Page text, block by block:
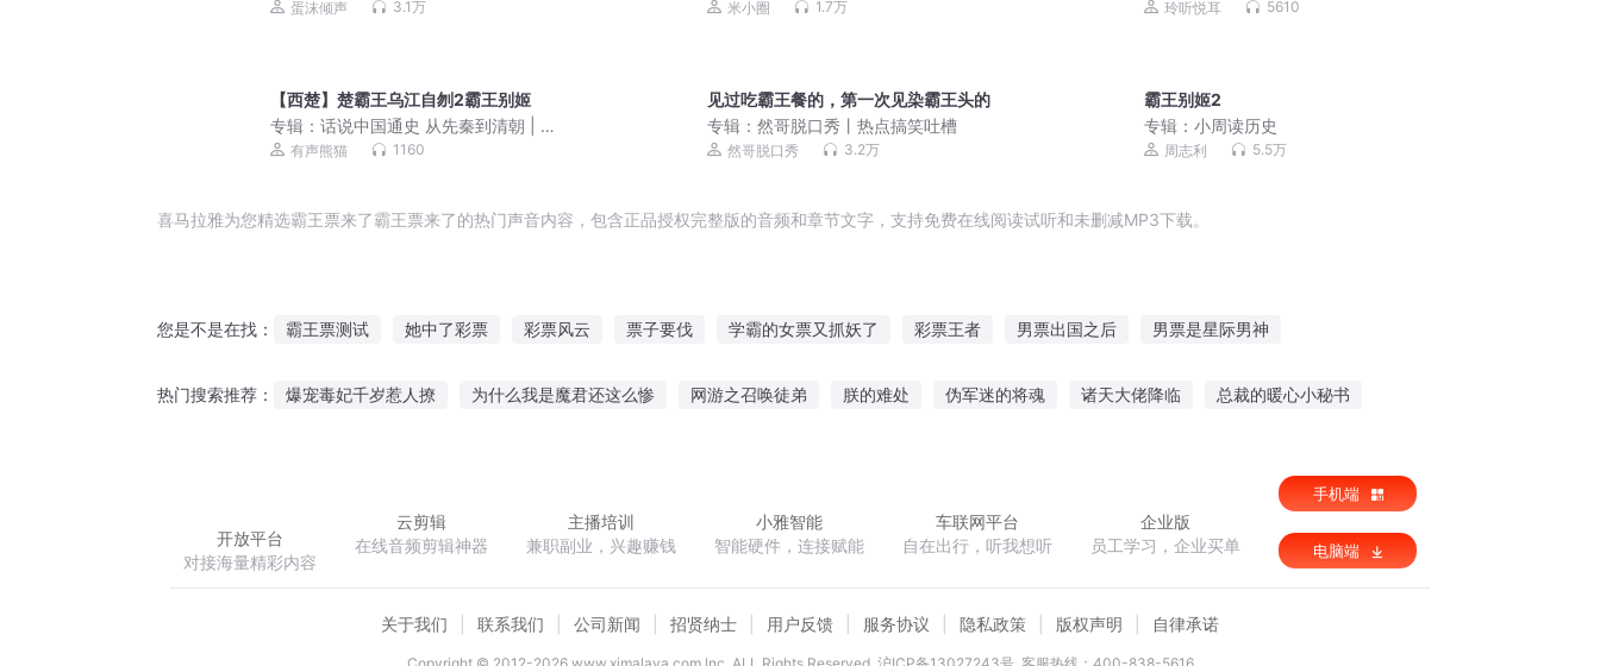
蛋沫倾声 3.1万
必听米小圈 1.7万 玲听悦耳 5610
【西楚】楚霸王乌江自刎2霸王别姬
专辑： 话说中国通史 从先秦到清朝 | 中
国通史大合集 | 中国历史 | 限时免费
有声熊猫 1160
见过吃霸王餐的，第一次见染霸王头的
专辑：然哥脱口秀丨热点搞笑吐槽
然哥脱口秀 3.2万
霸王别姬2
专辑：小周读历史
周志利 5.5万
喜马拉雅为您精选霸王票来了霸王票来了的热门声音内容，包含正品授权完整版的音频和章节文字，支持免费在线阅读试听和未删减MP3下载。
您是不是在找： 霸王票测试 她中了彩票 彩票风云 票子要伐 学霸的女票又抓妖了 彩票王者 男票出国之后 男票是星际男神
热门搜索推荐： 爆宠毒妃千岁惹人撩 为什么我是魔君还这么惨 网游之召唤徒弟 朕的难处 伪军迷的将魂 诸天大佬降临 总裁的暖心小秘书
开放平台
对接海量精彩内容
云剪辑
在线音频剪辑神器
主播培训
兼职副业，兴趣赚钱
小雅智能
智能硬件，连接赋能
车联网平台
自在出行，听我想听
企业版
员工学习，企业买单
手机端
电脑端
关于我们 联系我们 公司新闻 招贤纳士 用户反馈 服务协议 隐私政策 版权声明 自律承诺